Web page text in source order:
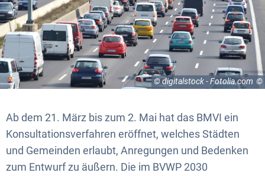
© digitalstock - Fotolia.com
Ab dem 21. März bis zum 2. Mai hat das BMVI ein
Konsultationsverfahren eröffnet, welches Städten
und Gemeinden erlaubt, Anregungen und Bedenken
zum Entwurf zu äußern. Die im BVWP 2030